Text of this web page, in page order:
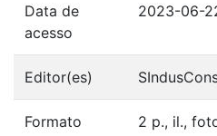
Data de
acesso
2023-06-
Editor(es)
Formato 2 p., il.,